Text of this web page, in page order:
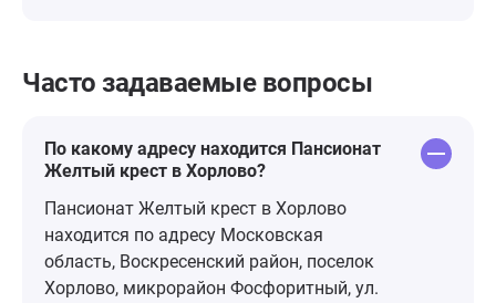
Часто задаваемые вопросы
По какому адресу находится Пансионат
Желтый крест в Хорлово?
Пансионат Желтый крест в Хорлово
находится по адресу Московская
область, Воскресенский район, поселок
Хорлово, микрорайон Фосфоритный, ул.